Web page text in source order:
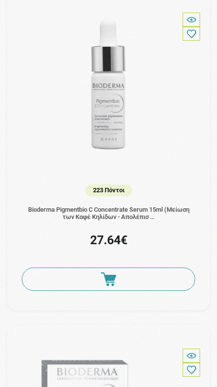
223 Πόντοι
Bioderma Pigmentbio C Concentrate Serum 15ml (Μείωση
των Καφέ Κηλίδων - Απολέπισ …
27.64€